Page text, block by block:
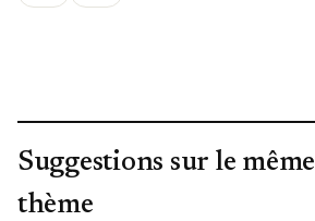
Suggestions sur le même
thème